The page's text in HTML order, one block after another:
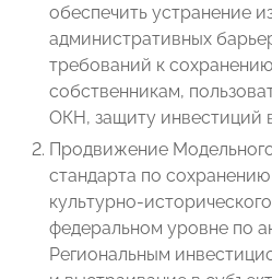
обеспечить устранение
административных
требований к
собственникам,
ОКН, защиту инвестиций
Продвижение
стандарта по
культурно-
федеральном уровне по
Региональным